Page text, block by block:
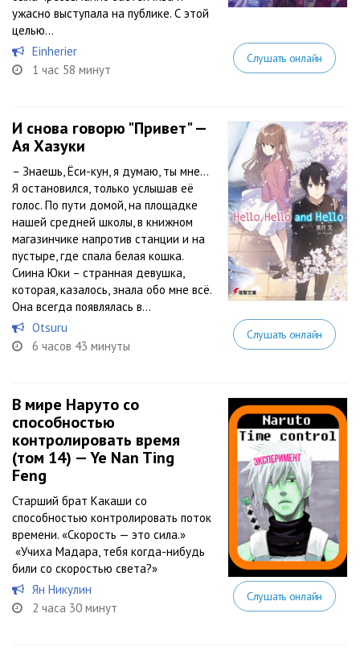
ужасно выступала на публике. С этой
целью...
Einherier
1 час 58 минут
Слушать онлайн
И снова говорю "Привет" —
Ая Хазуки
– Знаешь, Ёси-кун, я думаю, ты мне…
Я остановился, только услышав её
голос. По пути домой, на площадке
нашей средней школы, в книжном
магазинчике напротив станции и на
пустыре, где спала белая кошка.
Сиина Юки – странная девушка,
которая, казалось, знала обо мне всё.
Она всегда появлялась в...
Otsuru
6 часов 43 минуты
Слушать онлайн
В мире Наруто со
способностью
контролировать время
(том 14) — Ye Nan Ting
Feng
Старший брат Какаши со
способностью контролировать поток
времени. «Скорость — это сила.»
«Учиха Мадара, тебя когда-нибудь
били со скоростью света?»
Ян Никулин
2 часа 30 минут
Слушать онлайн